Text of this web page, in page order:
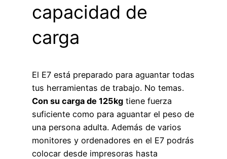
capacidad de
carga
El E7 está preparado para aguantar todas
tus herramientas de trabajo. No temas.
Con su carga de 125kgtiene fuerza
suficiente como para aguantar el peso de
una persona adulta. Además de varios
monitores y ordenadores en el E7 podrás
colocar desde impresoras hasta